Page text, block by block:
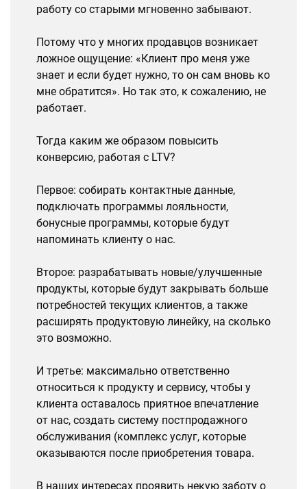
работу со старыми мгновенно забывают.
Потому что у многих продавцов возникает
ложное ощущение: «Клиент про меня уже
знает и если будет нужно, то он сам вновь ко
мне обратится». Но так это, к сожалению, не
работает.
Тогда каким же образом повысить
конверсию, работая с LTV?
Первое: собирать контактные данные,
подключать программы лояльности,
бонусные программы, которые будут
напоминать клиенту о нас.
Второе: разрабатывать новые/улучшенные
продукты, которые будут закрывать больше
потребностей текущих клиентов, а также
расширять продуктовую линейку, на сколько
это возможно.
И третье: максимально ответственно
относиться к продукту и сервису, чтобы у
клиента оставалось приятное впечатление
от нас, создать систему постпродажного
обслуживания (комплекс услуг, которые
оказываются после приобретения товара.
В наших интересах проявить некую заботу о